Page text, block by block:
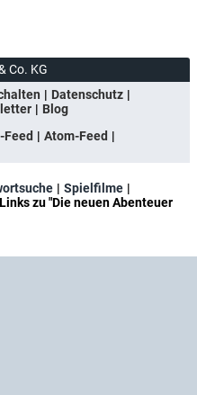
Co. KG
Datenschutz
Blog
Feed
Atom-Feed
Spielfilme
zu "Die neuen Abenteuer